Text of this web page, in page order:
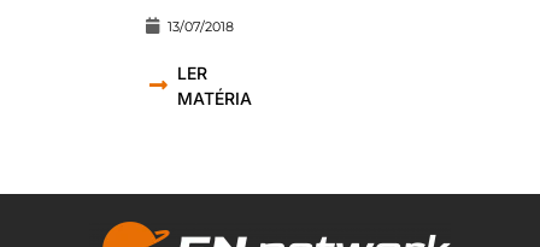
13/07/2018
LER
MATÉRIA